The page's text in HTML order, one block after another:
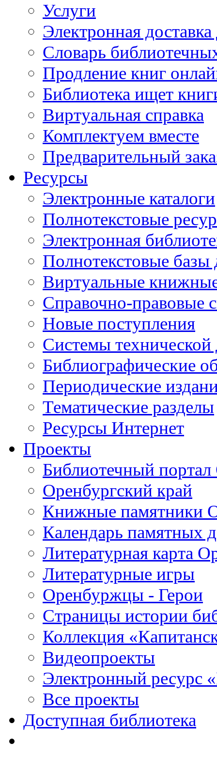
Услуги
Электронная
Словарь
Продление книг
Библиотека ищет
Виртуальная справка
Комплектуем вместе
Предварительный
Ресурсы
Электронные каталоги
Полнотекстовые
Электронная
Полнотекстовые
Виртуальные
Справочно-правовые
Новые поступления
Cистемы
Библиографические
Периодические
Тематические разделы
Ресурсы Интернет
Проекты
Библиотечный портал
Оренбургский край
Книжные памятники
Календарь памятных
Литературная карта
Литературные игры
Оренбуржцы - Герои
Страницы истории
Коллекция
Видеопроекты
Электронный ресурс
Все проекты
Доступная библиотека